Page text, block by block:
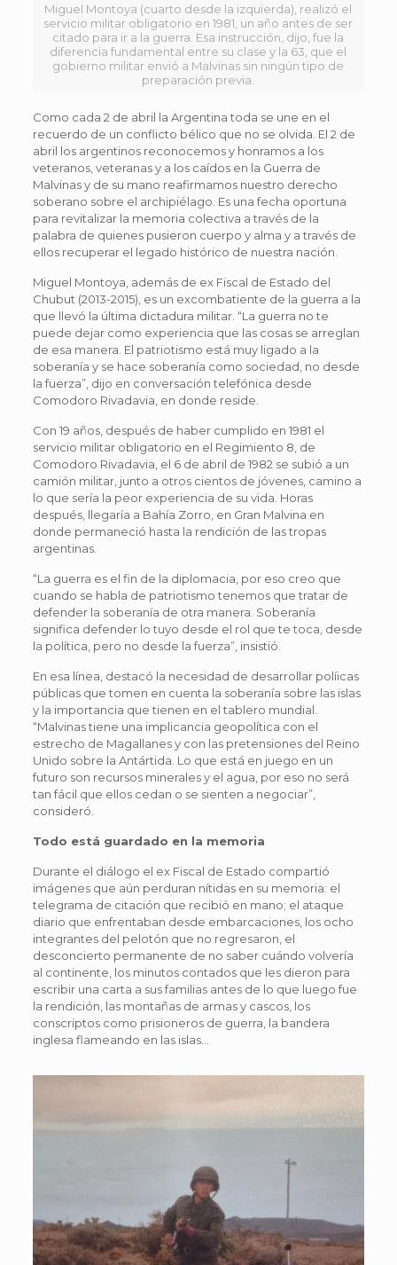
Miguel Montoya (cuarto desde la izquierda), realizó el
servicio militar obligatorio en 1981, un año antes de ser
citado para ir a la guerra. Esa instrucción, dijo, fue la
diferencia fundamental entre su clase y la 63, que el
gobierno militar envió a Malvinas sin ningún tipo de
preparación previa.
Como cada 2 de abril la Argentina toda se une en el
recuerdo de un conflicto bélico que no se olvida. El 2 de
abril los argentinos reconocemos y honramos a los
veteranos, veteranas y a los caídos en la Guerra de
Malvinas y de su mano reafirmamos nuestro derecho
soberano sobre el archipiélago. Es una fecha oportuna
para revitalizar la memoria colectiva a través de la
palabra de quienes pusieron cuerpo y alma y a través de
ellos recuperar el legado histórico de nuestra nación.
Miguel Montoya, además de ex Fiscal de Estado del
Chubut (2013-2015), es un excombatiente de la guerra a la
que llevó la última dictadura militar. “La guerra no te
puede dejar como experiencia que las cosas se arreglan
de esa manera. El patriotismo está muy ligado a la
soberanía y se hace soberanía como sociedad, no desde
la fuerza”, dijo en conversación telefónica desde
Comodoro Rivadavia, en donde reside.
Con 19 años, después de haber cumplido en 1981 el
servicio militar obligatorio en el Regimiento 8, de
Comodoro Rivadavia, el 6 de abril de 1982 se subió a un
camión militar, junto a otros cientos de jóvenes, camino a
lo que sería la peor experiencia de su vida. Horas
después, llegaría a Bahía Zorro, en Gran Malvina en
donde permaneció hasta la rendición de las tropas
argentinas.
“La guerra es el fin de la diplomacia, por eso creo que
cuando se habla de patriotismo tenemos que tratar de
defender la soberanía de otra manera. Soberanía
significa defender lo tuyo desde el rol que te toca, desde
la política, pero no desde la fuerza”, insistió.
En esa línea, destacó la necesidad de desarrollar políicas
públicas que tomen en cuenta la soberanía sobre las islas
y la importancia que tienen en el tablero mundial.
“Malvinas tiene una implicancia geopolítica con el
estrecho de Magallanes y con las pretensiones del Reino
Unido sobre la Antártida. Lo que está en juego en un
futuro son recursos minerales y el agua, por eso no será
tan fácil que ellos cedan o se sienten a negociar”,
consideró.
Todo está guardado en la memoria
Durante el diálogo el ex Fiscal de Estado compartió
imágenes que aún perduran nítidas en su memoria: el
telegrama de citación que recibió en mano; el ataque
diario que enfrentaban desde embarcaciones, los ocho
integrantes del pelotón que no regresaron, el
desconcierto permanente de no saber cuándo volvería
al continente, los minutos contados que les dieron para
escribir una carta a sus familias antes de lo que luego fue
la rendición, las montañas de armas y cascos, los
conscriptos como prisioneros de guerra, la bandera
inglesa flameando en las islas…